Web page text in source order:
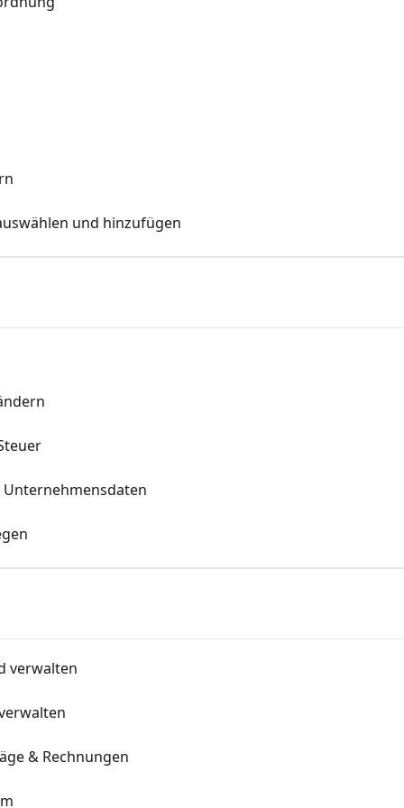
und hinzufügen
verwalten
& Rechnungen